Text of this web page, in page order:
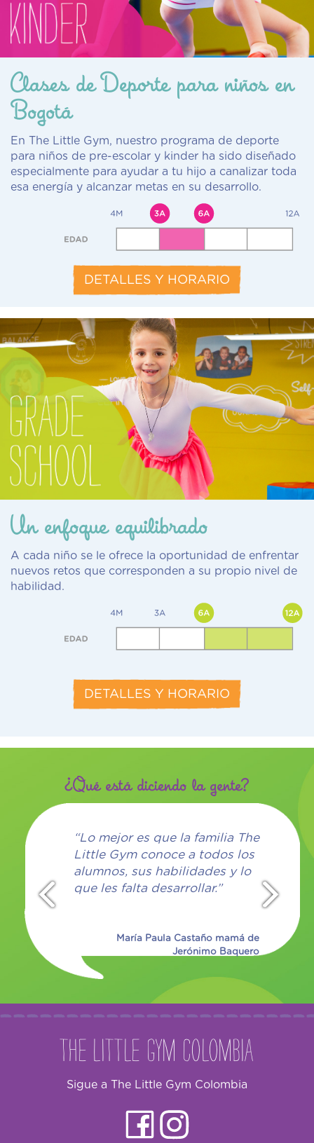
Clases de Deporte para niños en
Bogotá
En The Little Gym, nuestro programa de deporte
para niños de pre-escolar y kinder ha sido diseñado
especialmente para ayudar a tu hijo a canalizar toda
esa energía y alcanzar metas en su desarrollo.
DETALLES Y HORARIO
Un enfoque equilibrado
A cada niño se le ofrece la oportunidad de enfrentar
nuevos retos que corresponden a su propio nivel de
habilidad.
DETALLES Y HORARIO
¿Qué está diciendo la gente?
y se
y
“Lo mejor es que la familia The
Little Gym conoce a todos los
alumnos, sus habilidades y lo
que les falta desarrollar.”
María Paula Castaño mamá de
Jerónimo Baquero
The Little Gym Colombia
Sigue a The Little Gym Colombia